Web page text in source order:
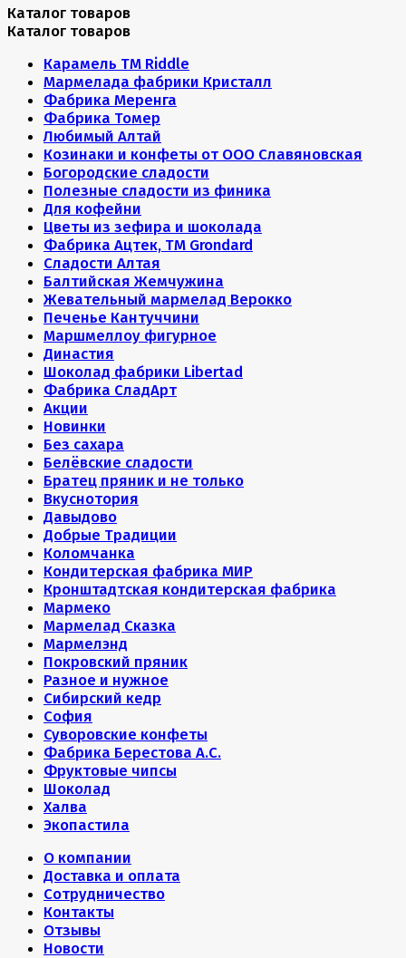
Каталог товаров
Каталог товаров
Карамель ТМ Riddle
Мармелада фабрики Кристалл
Фабрика Меренга
Фабрика Томер
Любимый Алтай
Козинаки и конфеты от ООО Славяновская
Богородские сладости
Полезные сладости из финика
Для кофейни
Цветы из зефира и шоколада
Фабрика Ацтек, ТМ Grondard
Сладости Алтая
Балтийская Жемчужина
Жевательный мармелад Верокко
Печенье Кантуччини
Маршмеллоу фигурное
Династия
Шоколад фабрики Libertad
Фабрика СладАрт
Акции
Новинки
Без сахара
Белёвские сладости
Братец пряник и не только
Вкуснотория
Давыдово
Добрые Традиции
Коломчанка
Кондитерская фабрика МИР
Кронштадтская кондитерская фабрика
Мармеко
Мармелад Сказка
Мармелэнд
Покровский пряник
Разное и нужное
Сибирский кедр
София
Суворовские конфеты
Фабрика Берестова А.С.
Фруктовые чипсы
Шоколад
Халва
Экопастила
О компании
Доставка и оплата
Сотрудничество
Контакты
Отзывы
Новости